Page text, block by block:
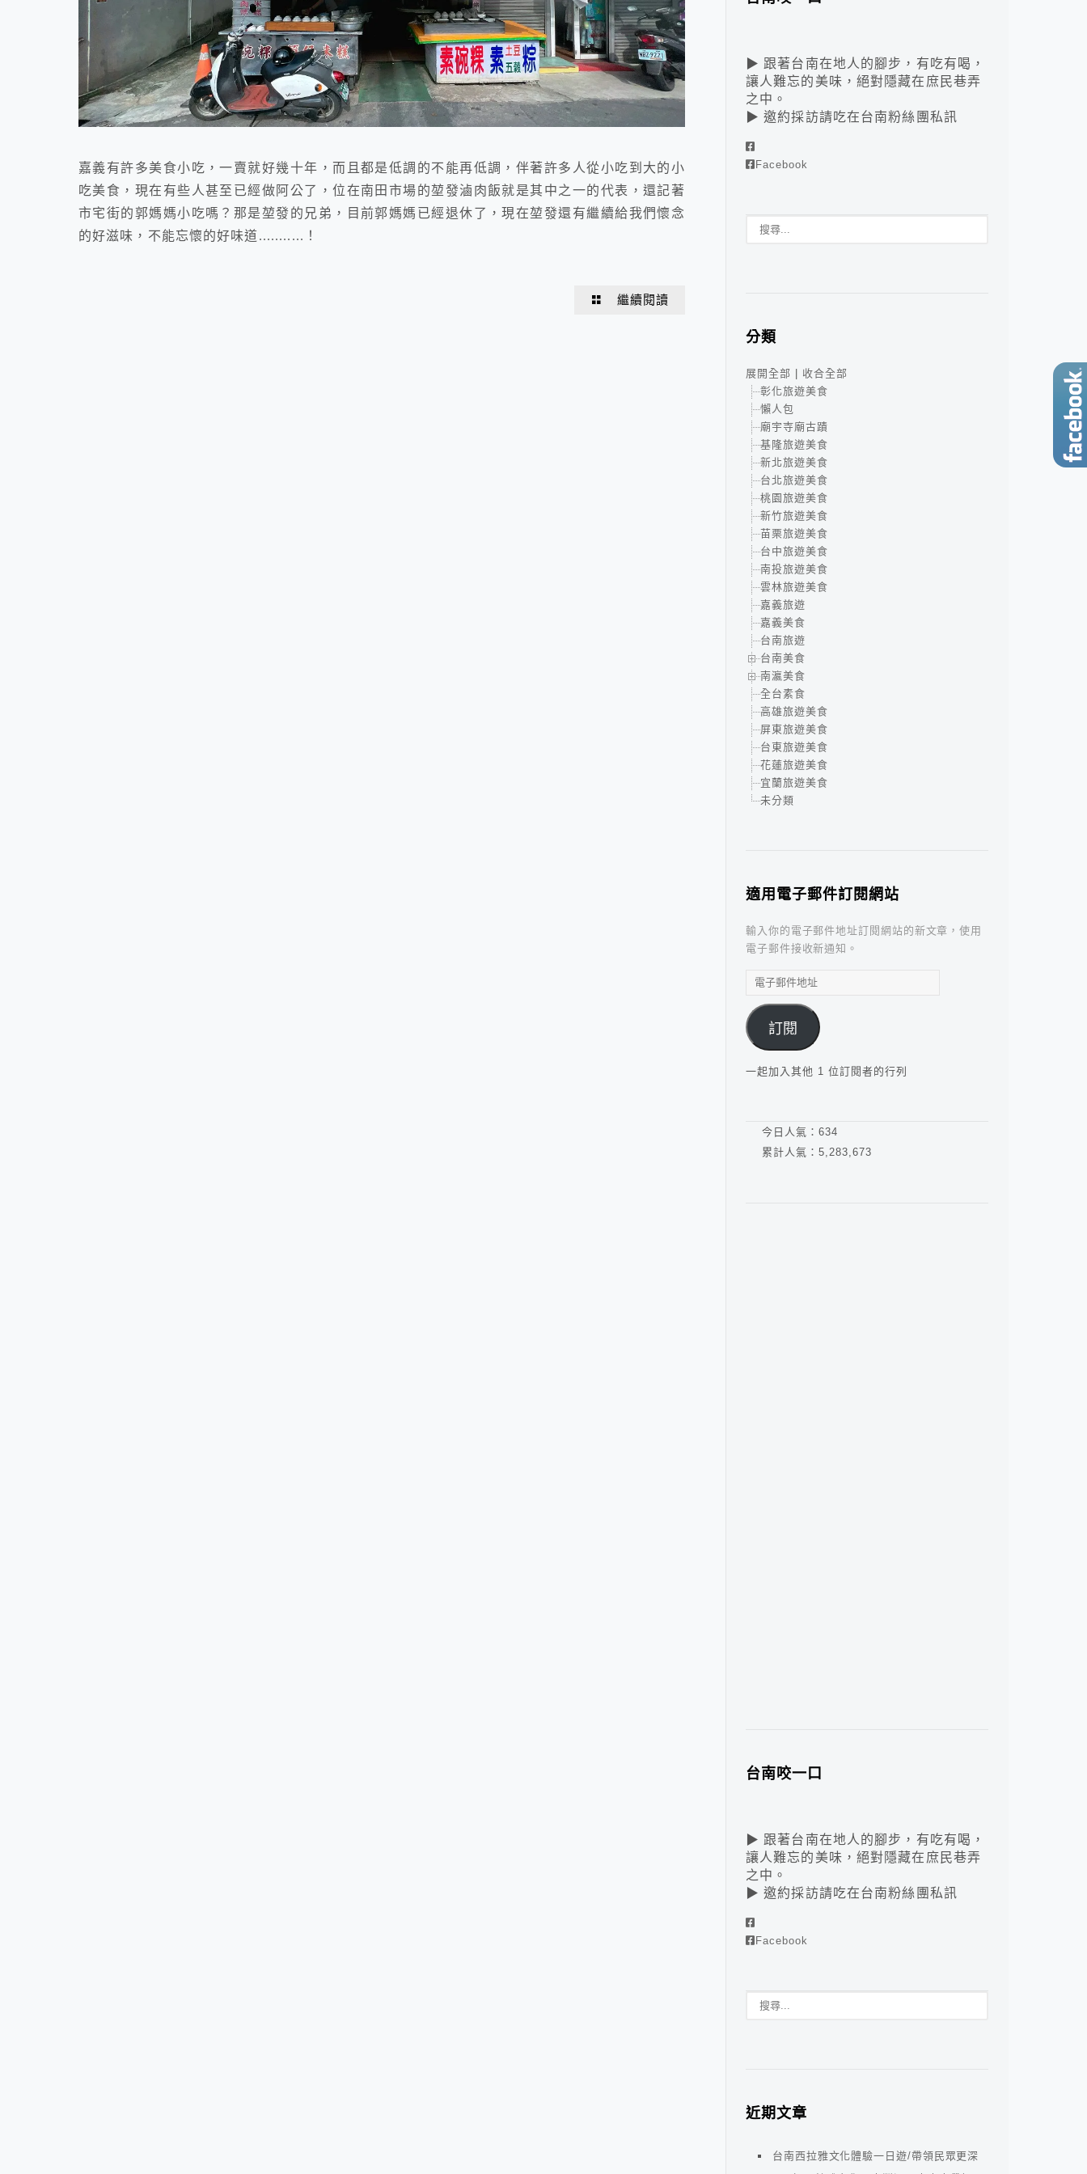
嘉義有許多美食小吃，一賣就好幾十年，而且都是低調的不能再低調，伴著許多人從小吃到大的小
吃美食，現在有些人甚至已經做阿公了，位在南田市場的堃發滷肉飯就是其中之一的代表，還記著
市宅街的郭媽媽小吃嗎？那是堃發的兄弟，目前郭媽媽已經退休了，現在堃發還有繼續給我們懷念
的好滋味，不能忘懷的好味道...........！
繼續閱讀
▶ 跟著台南在地人的腳步，有吃有喝，
讓人難忘的美味，絕對隱藏在庶民巷弄
之中。
▶ 邀約採訪請吃在台南粉絲團私訊
Facebook
分類
展開全部
收合全部
彰化旅遊美食
懶人包
廟宇寺廟古蹟
基隆旅遊美食
新北旅遊美食
台北旅遊美食
桃園旅遊美食
新竹旅遊美食
苗栗旅遊美食
台中旅遊美食
南投旅遊美食
雲林旅遊美食
嘉義旅遊
嘉義美食
台南旅遊
台南美食
南瀛美食
全台素食
高雄旅遊美食
屏東旅遊美食
台東旅遊美食
花蓮旅遊美食
宜蘭旅遊美食
未分類
適用電子郵件訂閱網站
輸入你的電子郵件地址訂閱網站的新文章，使用
電子郵件接收新通知。
電
郵
件
地
址
訂閱
一起加入其他 1 位訂閱者的行列
今日人氣： 634
累計人氣： 5,283,673
台南咬一口
▶ 跟著台南在地人的腳步，有吃有喝，
讓人難忘的美味，絕對隱藏在庶民巷弄
之中。
▶ 邀約採訪請吃在台南粉絲團私訊
Facebook
近期文章
台南西拉雅文化體驗一日遊/帶領民眾更深